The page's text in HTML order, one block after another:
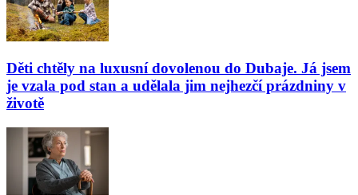
Děti chtěly na luxusní dovolenou do Dubaje. Já jsem
je vzala pod stan a udělala jim nejhezčí prázdniny v
životě